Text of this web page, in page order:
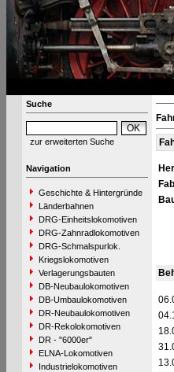
Suche
zur erweiterten Suche
Navigation
Geschichte & Hintergründe
Länderbahnen
DRG-Einheitslokomotiven
DRG-Zahnradlokomotiven
DRG-Schmalspurlok.
Kriegslokomotiven
Verlagerungsbauten
DB-Neubaulokomotiven
DB-Umbaulokomotiven
DR-Neubaulokomotiven
DR-Rekolokomotiven
DR - "6000er"
ELNA-Lokomotiven
Industrielokomotiven